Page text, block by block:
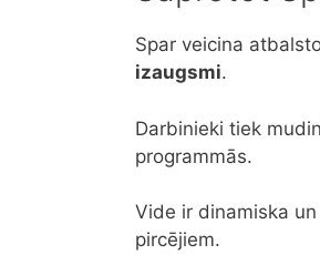
Spar veicina
izaugsmi.
Darbinieki tiek
programmās.
Vide ir dinamiska
pircējiem.